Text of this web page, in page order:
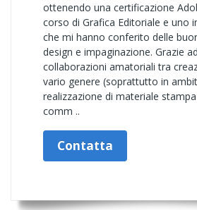
ottenendo una certificazione
corso di Grafica Editoriale e uno
che mi hanno conferito delle
design e impaginazione. Grazie
collaborazioni amatoriali tra
vario genere (soprattutto in
realizzazione di materiale
comm ..
Contatta